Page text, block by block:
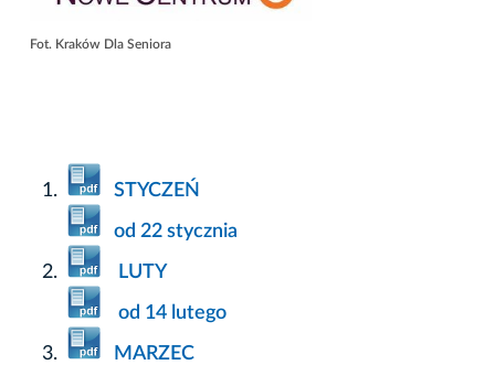
Fot. Kraków Dla Seniora
STYCZEŃ
od 22 stycznia
LUTY
od 14 lutego
MARZEC